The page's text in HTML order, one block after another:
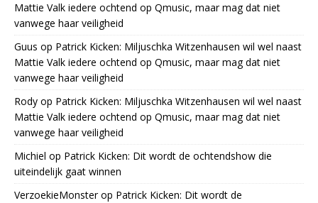
Mattie Valk iedere ochtend op Qmusic, maar mag dat niet
vanwege haar veiligheid
Guus op Patrick Kicken: Miljuschka Witzenhausen wil wel naast
Mattie Valk iedere ochtend op Qmusic, maar mag dat niet
vanwege haar veiligheid
Rody op Patrick Kicken: Miljuschka Witzenhausen wil wel naast
Mattie Valk iedere ochtend op Qmusic, maar mag dat niet
vanwege haar veiligheid
Michiel op Patrick Kicken: Dit wordt de ochtendshow die
uiteindelijk gaat winnen
VerzoekieMonsterop Patrick Kicken: Dit wordt de